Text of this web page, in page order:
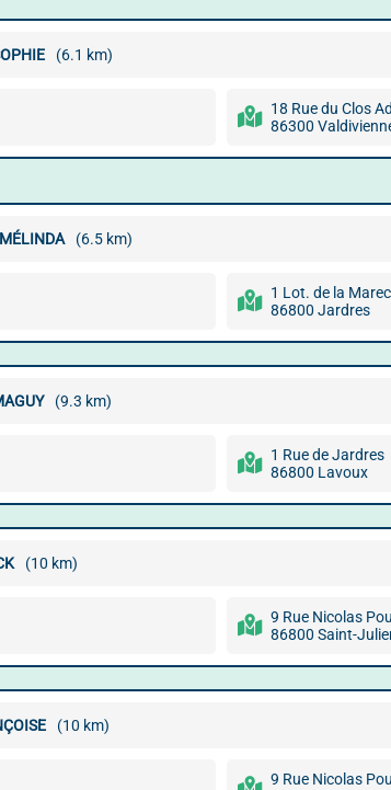
(6.1 km)
18 Rue du Clos
86300
(6.5 km)
1 Lot. de la
86800 Jardres
(9.3 km)
1 Rue de Jardres
86800 Lavoux
(10 km)
9 Rue Nicolas
86800 Saint-
(10 km)
9 Rue Nicolas